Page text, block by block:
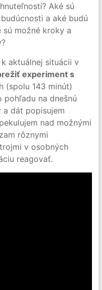
Aké sú
a aké budú
sú možné kroky a
aktuálnej situácii v
experiment s
(spolu 143 minút)
pohľadu na dnešnú
dát popisujem
nad možnými
rôznymi
v osobných
reagovať.